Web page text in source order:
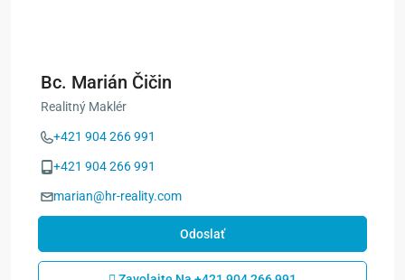
Bc. Marián Čičin
Realitný Maklér
+421 904 266 991
+421 904 266 991
marian@hr-reality.com
Odoslať